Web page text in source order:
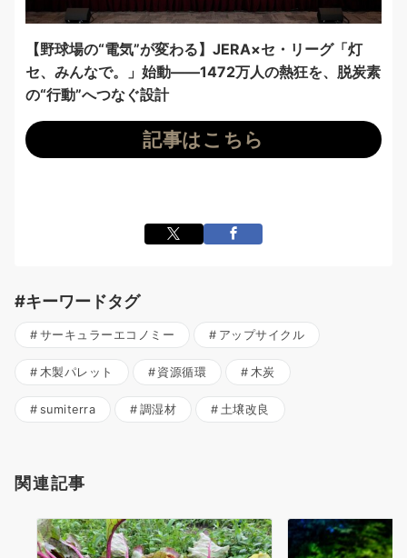
【野球場の“電気”が変わる】JERA×セ・リーグ「灯
セ、みんなで。」始動——1472万人の熱狂を、脱炭素
の“行動”へつなぐ設計
記事はこちら
#キーワードタグ
サーキュラーエコノミー アップサイクル
木製パレット 資源循環 木炭
sumiterra 調湿材 土壌改良
関連記事